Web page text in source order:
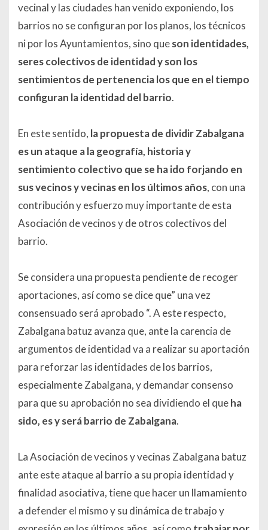
vecinal y las ciudades han venido exponiendo, los
barrios no se configuran por los planos, los técnicos
ni por los Ayuntamientos, sino queson identidades,
seres colectivos de identidad y son los
sentimientos de pertenencia los que en el tiempo
configuran la identidad del barrio.
En este sentido, la propuesta de dividir Zabalgana
es un ataque a la geografía, historia y
sentimiento colectivo que se ha ido forjando en
sus vecinos y vecinas en los últimos años, con una
contribución y esfuerzo muy importante de esta
Asociación de vecinos y de otros colectivos del
barrio.
Se considera una propuesta pendiente de recoger
aportaciones, así como se dice que” una vez
consensuado será aprobado “. A este respecto,
Zabalgana batuz avanza que, ante la carencia de
argumentos de identidad va a realizar su aportación
para reforzar las identidades de los barrios,
especialmente Zabalgana, y demandar consenso
para que su aprobación no sea dividiendo el queha
sido, es y será barrio de Zabalgana.
La Asociación de vecinos y vecinas Zabalgana batuz
ante este ataque al barrio a su propia identidad y
finalidad asociativa, tiene que hacer un llamamiento
a defender el mismo y su dinámica de trabajo y